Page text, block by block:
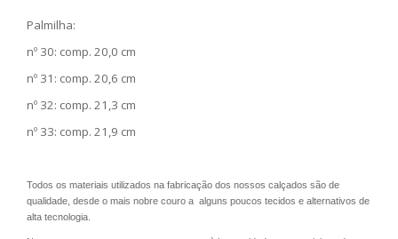
Palmilha:
nº 30: comp. 20,0 cm
nº 31: comp. 20,6 cm
nº 32: comp. 21,3 cm
nº 33: comp. 21,9 cm
Todos os materiais utilizados na fabricação dos nossos calçados são de
qualidade, desde o mais nobre couro a alguns poucos tecidos e alternativos de
alta tecnologia.